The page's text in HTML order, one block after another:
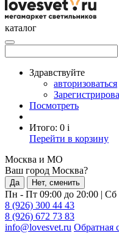
каталог
Здравствуйте
авторизоваться
Посмотреть
Итого: 0 i
Перейти в корзину
Москва и МО
Ваш город Москва?
Да Нет, сменить
Пн - Пт 09:00 до 20:00 | Сб
8 (926) 300 44 43
8 (926) 672 73 83
info@lovesvet.ru Обратная